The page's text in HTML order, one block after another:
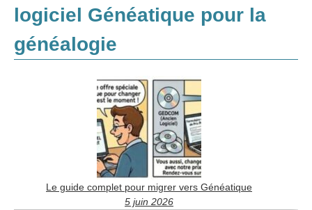
logiciel Généatique pour la
généalogie
Le guide complet pour migrer vers Généatique
5 juin 2026